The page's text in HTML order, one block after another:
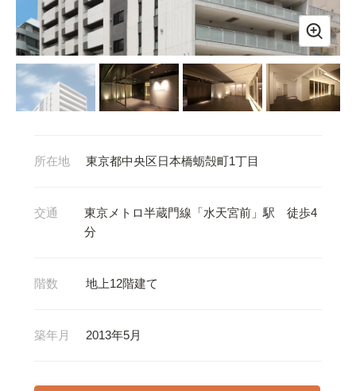
所在地 東京都中央区日本橋蛎殻町1丁目
交通
東京メトロ半蔵門線「水天宮前」駅 徒歩4
分
階数 地上12階建て
築年月 2013年5月